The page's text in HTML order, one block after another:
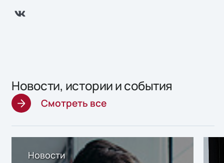
Новости, истории и события
Смотреть все
Новости